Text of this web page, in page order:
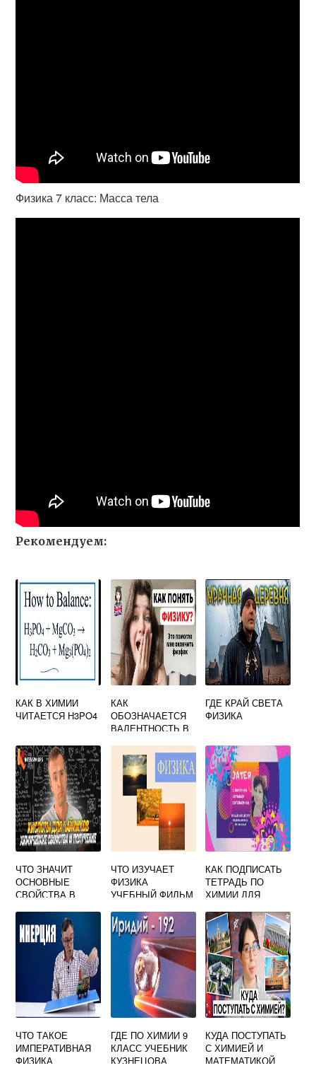
Физика 7 класс: Масса тела
Рекомендуем:
КАК В ХИМИИ
ЧИТАЕТСЯ H3PO4
КАК
ОБОЗНАЧАЕТСЯ
ВАЛЕНТНОСТЬ В
ГДЕ КРАЙ СВЕТА
ФИЗИКА
ЧТО ЗНАЧИТ
ОСНОВНЫЕ
СВОЙСТВА В
ЧТО ИЗУЧАЕТ
ФИЗИКА
УЧЕБНЫЙ ФИЛЬМ
КАК ПОДПИСАТЬ
ТЕТРАДЬ ПО
ХИМИИ ДЛЯ
РАБОТ
ЧТО ТАКОЕ
ИМПЕРАТИВНАЯ
ФИЗИКА
ГДЕ ПО ХИМИИ 9
КЛАСС УЧЕБНИК
КУЗНЕЦОВА
КУДА ПОСТУПАТЬ
С ХИМИЕЙ И
МАТЕМАТИКОЙ